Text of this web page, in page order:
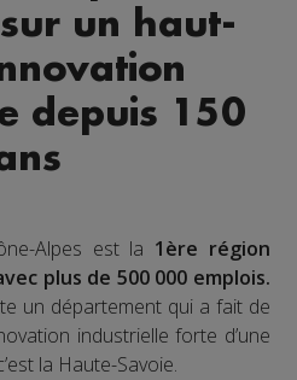
un haut-
depuis 150
Alpes est la 1ère région
plus de 500 000 emplois.
un département qui a fait de
industrielle forte d’une
la Haute-Savoie.